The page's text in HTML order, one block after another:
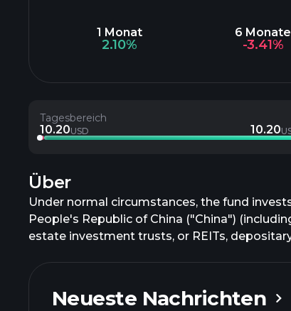
1 Monat
2.10%
6 Monate
-3.41%
Tagesbereich
10.20USD 10.20
Neueste Nachrichten
Über
Under normal circumstances, the fund
People's Republic of China ("China")
estate investment trusts, or REITs,